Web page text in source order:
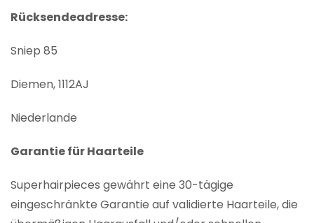
Rücksendeadresse:
Sniep 85
Diemen, 1112AJ
Niederlande
Garantie für Haarteile
Superhairpieces gewährt eine 30-tägige
eingeschränkte Garantie auf validierte Haarteile, die